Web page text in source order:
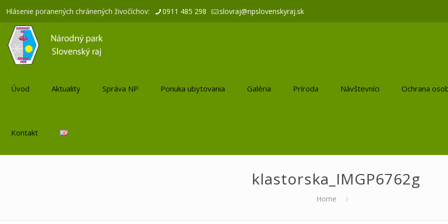
Hlásenie poranených chránených živočíchov: 0911 485 298 slovraj@npslovenskyraj.sk
Úvod Aktuality Správa NP Ponuka ubytovania Galéria Príroda Návštevníci Ochrana
Kontakt
klastorska_IMGP6762g
Home